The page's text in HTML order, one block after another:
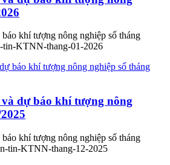
khí tượng nông nghiệp số tháng
tin-KTNN-thang-01-2026
dự báo khí tượng nông
khí tượng nông nghiệp số tháng
tin-KTNN-thang-12-2025